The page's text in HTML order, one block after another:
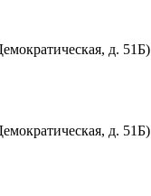
д. 51Б)
д. 51Б)